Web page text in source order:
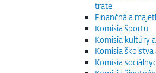
trate
Finančná a
Komisia športu
Komisia kultúry
Komisia školstva
Komisia